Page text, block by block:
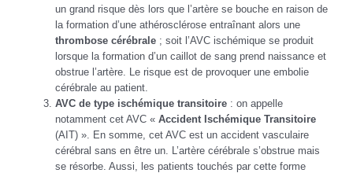
un grand risque dès lors que l’artère se bouche en raison de
la formation d’une athérosclérose entraînant alors une
thrombose cérébrale ; soit l’AVC ischémique se produit
lorsque la formation d’un caillot de sang prend naissance et
obstrue l’artère. Le risque est de provoquer une embolie
cérébrale au patient.
AVC de type ischémique transitoire : on appelle
notamment cet AVC « Accident Ischémique Transitoire
(AIT) ». En somme, cet AVC est un accident vasculaire
cérébral sans en être un. L’artère cérébrale s’obstrue mais
se résorbe. Aussi, les patients touchés par cette forme